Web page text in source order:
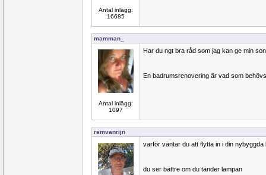
Antal inlägg:
16685
mamman_
Antal inlägg:
1097
Har du ngt bra råd som jag kan ge min
En badrumsrenovering är vad som
remvanrijn
varför väntar du att flytta in i din nybyggda
du ser bättre om du tänder lampan